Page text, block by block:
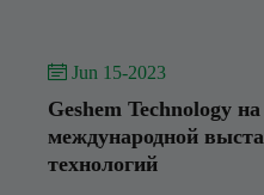
 Jun 15-2023
Geshem Technology
международной
технологий